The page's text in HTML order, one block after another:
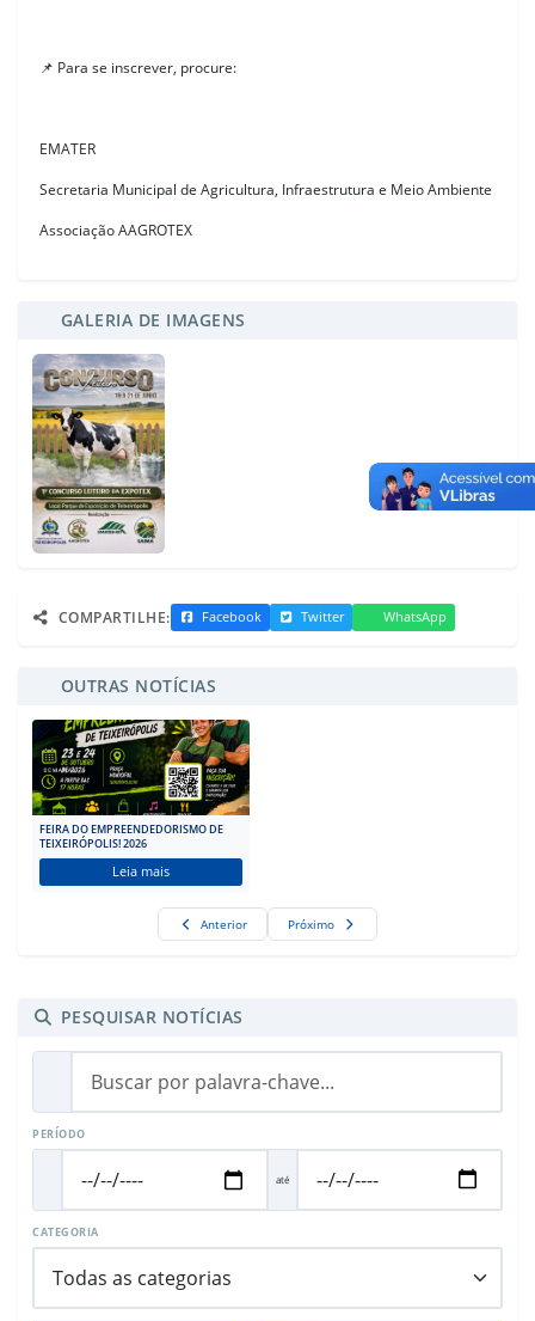
📌 Para se inscrever, procure:
EMATER
Secretaria Municipal de Agricultura, Infraestrutura e Meio Ambiente
Associação AAGROTEX
GALERIA DE IMAGENS
COMPARTILHE: Facebook Twitter WhatsApp
OUTRAS NOTÍCIAS
FEIRA DO EMPREENDEDORISMO DE
TEIXEIRÓPOLIS! 2026
Leia mais
Anterior Próximo
PESQUISAR NOTÍCIAS
PERÍODO
até
CATEGORIA